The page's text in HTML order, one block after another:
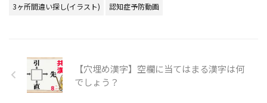
3ヶ所間違い探し(イラスト) 認知症予防動画
【穴埋め漢字】空欄に当てはまる漢字は何
でしょう？